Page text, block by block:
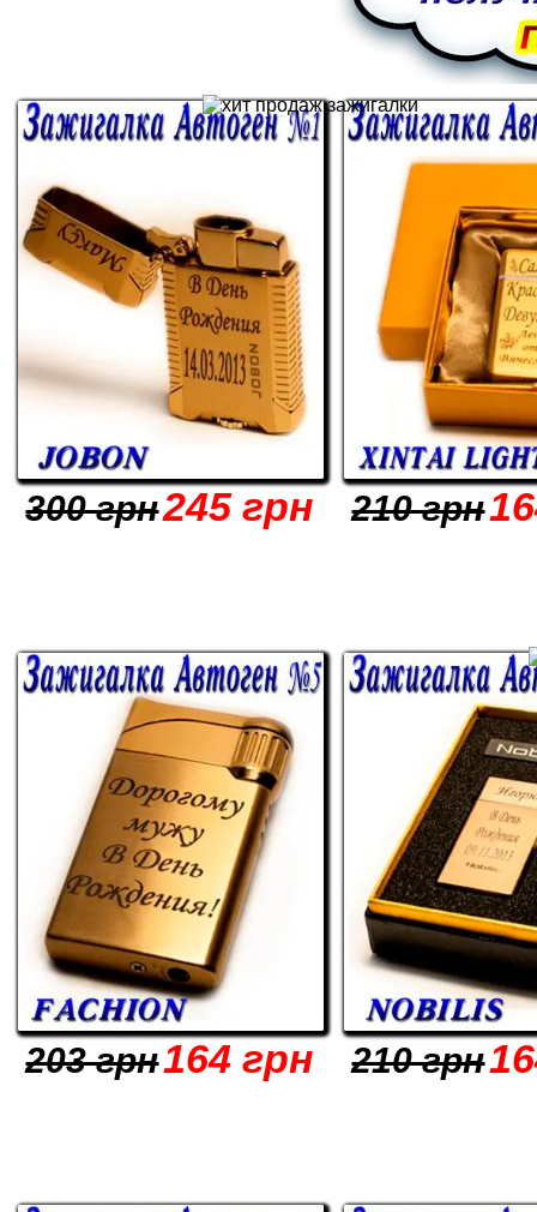
300 грн245 грн 210 грн
203 грн164 грн 210 грн